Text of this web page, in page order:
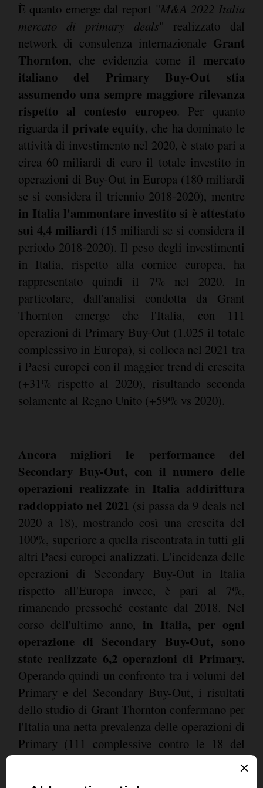
È quanto emerge dal report "M&A 2022 Italia
mercato di primary deals" realizzato dal
network di consulenza internazionale Grant
Thornton, che evidenzia come il mercato
italiano del Primary Buy-Out stia
assumendo una sempre maggiore rilevanza
rispetto al contesto europeo. Per quanto
riguarda il private equity, che ha dominato le
attività di investimento nel 2020, è stato pari a
circa 60 miliardi di euro il totale investito in
operazioni di Buy-Out in Europa (180 miliardi
se si considera il triennio 2018-2020), mentre
in Italia l'ammontare investito si è attestato
sui 4,4 miliardi (15 miliardi se si considera il
periodo 2018-2020). Il peso degli investimenti
in Italia, rispetto alla cornice europea, ha
rappresentato quindi il 7% nel 2020. In
particolare, dall'analisi condotta da Grant
Thornton emerge che l'Italia, con 111
operazioni di Primary Buy-Out (1.025 il totale
complessivo in Europa), si colloca nel 2021 tra
i Paesi europei con il maggior trend di crescita
(+31% rispetto al 2020), risultando seconda
solamente al Regno Unito (+59% vs 2020).
Ancora migliori le performance del
Secondary Buy-Out, con il numero delle
operazioni realizzate in Italia addirittura
raddoppiato nel 2021 (si passa da 9 deals nel
2020 a 18), mostrando così una crescita del
100%, superiore a quella riscontrata in tutti gli
altri Paesi europei analizzati. L'incidenza delle
operazioni di Secondary Buy-Out in Italia
rispetto all'Europa invece, è pari al 7%,
rimanendo pressoché costante dal 2018. Nel
corso dell'ultimo anno, in Italia, per ogni
operazione di Secondary Buy-Out, sono
state realizzate 6,2 operazioni di Primary.
Operando quindi un confronto tra i volumi del
Primary e del Secondary Buy-Out, i risultati
dello studio di Grant Thornton confermano per
l'Italia una netta prevalenza delle operazioni di
Primary (111 complessive contro le 18 del
Secondary) che, rispetto al totale delle